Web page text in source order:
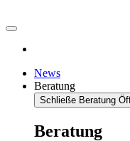
News
Beratung
Schließe Beratung
Beratung